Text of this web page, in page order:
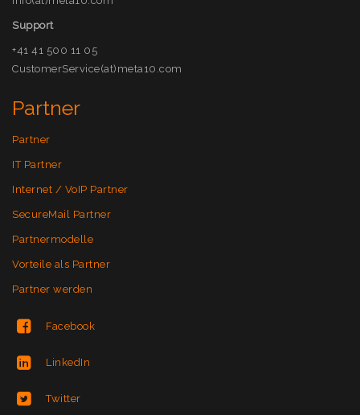
Support
+41 41 500 11 05
CustomerService(at)meta10.com
Partner
Partner
IT Partner
Internet / VoIP Partner
SecureMail Partner
Partnermodelle
Vorteile als Partner
Partner werden
Facebook
LinkedIn
Twitter